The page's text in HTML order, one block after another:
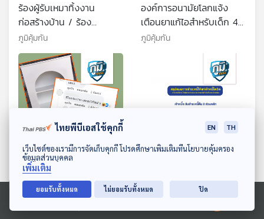
ดาวน์โหลด Thai PBS Podcast Application
Ⓒ 2020 องค์การกระจายเสียงและแพร่ภาพสาธารณะแห่งประเทศไทย
ร้องผู้รับเหมาทิ้งงาน
ก่อสร้างบ้าน / ร้อง
โครงการคอนโดมิเนียมผิด
สัญญาสร้างไม่เสร็จและไม่
คืนเงิน / งานวิจัยน้ำ
มะพร้าว ถ้าดื่มมากเกินไป
อาจเสี่ยงตายได้ จริงหรือ
ภูมิคุ้มกัน
องค์การอนามัยโลกแจ้ง
เตือนยาแก้ไอสำหรับเด็ก 4
ยี่ห้อที่ไม่ได้มาตรฐาน พบ
การปนเปื้อนของ ไดเอทิลีน
ไกลคอล และเอทิลีนไกลคอล
ที่เป็นอันตรายถึงแก่ชีวิตได้
/ งานวิจัยนมดัดแปลงสูตร
ถั่วเหลืองกับอาการปวดท้อง
ภูมิคุ้มกัน
52:02
ร้องเรียน เพจดวงจิตร....
หลอกขายเฟอร์นิเจอร์ / รั้ว
บ้านพังนานเกือบ 3 ปี ไร้
การซ่อมแซม / งานวิจัย
ภูมิคุ้มกัน
52:02
มั่นคงประกันภัย / คืบหน้า
เยียวยาปัญหาบัตรคอนเสิร์ต
NCT DREAM / ไข่ข้าว หรือ
ภูมิคุ้มกัน
ไทยพีบีเอสใช้คุกกี้ EN TH
เว็บไซต์ของเรามีการจัดเก็บคุกกี้ โปรดศึกษาเพิ่มเติมที่นโยบายคุ้มครอง
ข้อมูลส่วนบุคคล
เพิ่มเติม
ยอมรับทั้งหมด ไม่ยอมรับทั้งหมด ปิด